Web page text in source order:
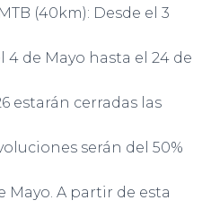
(40km): Desde el 3
4 de Mayo hasta el 24 de
estarán cerradas las
serán del 50%
A partir de esta